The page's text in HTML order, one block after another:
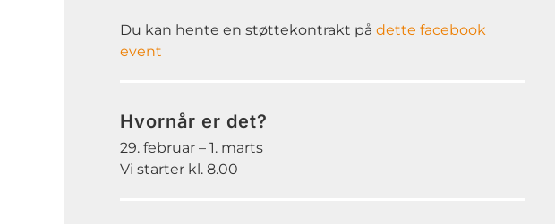
Du kan hente en støttekontrakt pådette facebook
event
Hvornår er det?
29. februar – 1. marts
Vi starter kl. 8.00